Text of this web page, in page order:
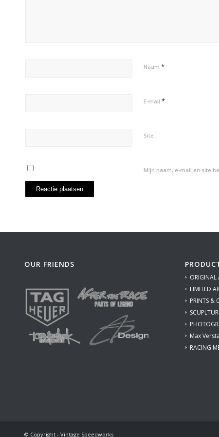
Naam *
E-mail *
Site
Mijn naam, e-mail en site
OUR FRIENDS
ORIGINAL
LIMITED
PRINTS &
Max
RACING
© Copyright - Vintage Speedworks